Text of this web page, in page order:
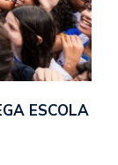
ESCOLA